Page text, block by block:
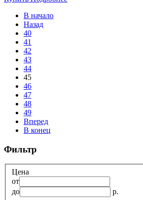
В начало
Назад
40
41
42
43
44
45
46
47
48
49
Вперед
В конец
Фильтр
Цена
от
до
р.